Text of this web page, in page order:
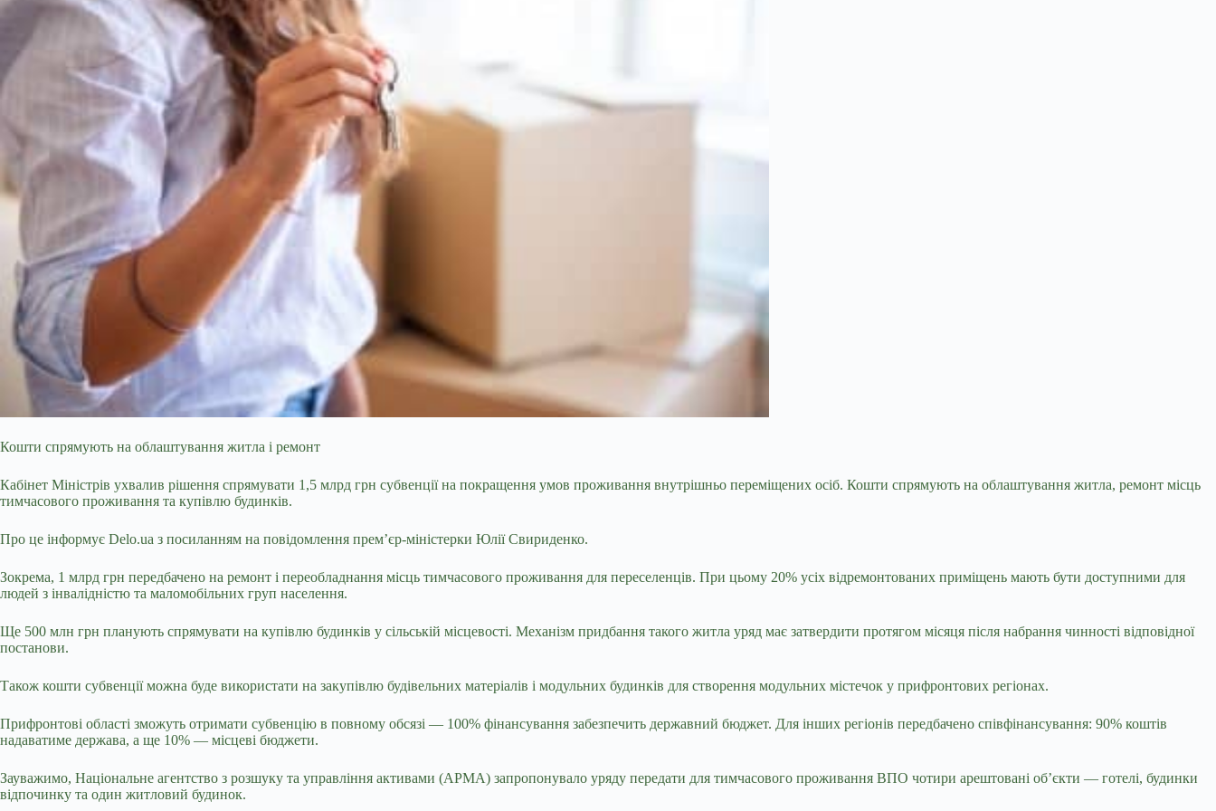
Кошти спрямують на облаштування житла і ремонт
Кабінет Міністрів ухвалив рішення спрямувати 1,5 млрд грн субвенції на покращення умов проживання внутрішньо переміщених осіб. Кошти спрямують на облаштування житла, ремонт місць
тимчасового проживання та купівлю будинків.
Про це інформує Delo.ua з посиланням на повідомлення прем’єр-міністерки Юлії Свириденко.
Зокрема, 1 млрд грн передбачено на ремонт і переобладнання місць тимчасового проживання для переселенців. При цьому 20% усіх відремонтованих приміщень мають бути доступними для
людей з інвалідністю та маломобільних груп населення.
Ще 500 млн грн планують спрямувати на купівлю будинків у сільській місцевості. Механізм придбання такого житла уряд має затвердити протягом місяця після набрання чинності відповідної
постанови.
Також кошти субвенції можна буде використати на закупівлю будівельних матеріалів і модульних будинків для створення модульних містечок у прифронтових регіонах.
Прифронтові області зможуть отримати субвенцію в повному обсязі — 100% фінансування забезпечить державний бюджет. Для інших регіонів передбачено співфінансування: 90% коштів
надаватиме держава, а ще 10% — місцеві бюджети.
Зауважимо, Національне агентство з розшуку та управління активами (АРМА) запропонувало уряду передати для тимчасового проживання ВПО чотири арештовані об’єкти — готелі, будинки
відпочинку та один житловий будинок.